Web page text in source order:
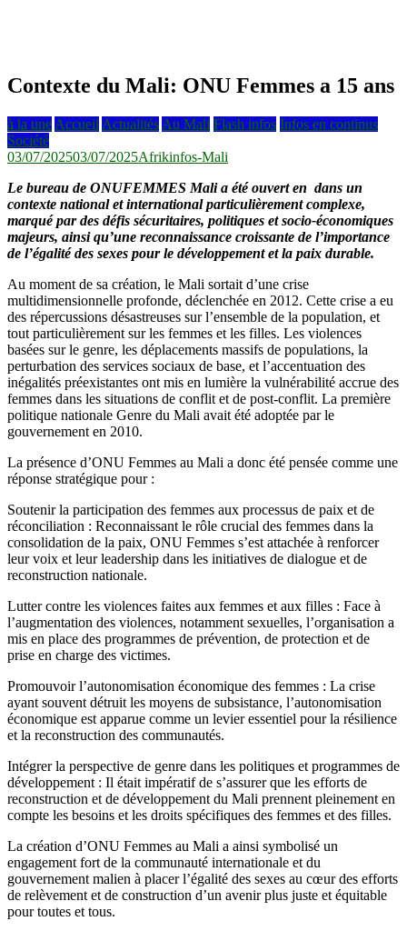
Contexte du Mali: ONU Femmes a 15 ans
à la une Accueil Actualités Au Mali Flash infos Infos en continus
Société
03/07/202503/07/2025Afrikinfos-Mali
Le bureau de ONUFEMMES Mali a été ouvert en dans un
contexte national et international particulièrement complexe,
marqué par des défis sécuritaires, politiques et socio-économiques
majeurs, ainsi qu’une reconnaissance croissante de l’importance
de l’égalité des sexes pour le développement et la paix durable.
Au moment de sa création, le Mali sortait d’une crise
multidimensionnelle profonde, déclenchée en 2012. Cette crise a eu
des répercussions désastreuses sur l’ensemble de la population, et
tout particulièrement sur les femmes et les filles. Les violences
basées sur le genre, les déplacements massifs de populations, la
perturbation des services sociaux de base, et l’accentuation des
inégalités préexistantes ont mis en lumière la vulnérabilité accrue des
femmes dans les situations de conflit et de post-conflit. La première
politique nationale Genre du Mali avait été adoptée par le
gouvernement en 2010.
La présence d’ONU Femmes au Mali a donc été pensée comme une
réponse stratégique pour :
Soutenir la participation des femmes aux processus de paix et de
réconciliation : Reconnaissant le rôle crucial des femmes dans la
consolidation de la paix, ONU Femmes s’est attachée à renforcer
leur voix et leur leadership dans les initiatives de dialogue et de
reconstruction nationale.
Lutter contre les violences faites aux femmes et aux filles : Face à
l’augmentation des violences, notamment sexuelles, l’organisation a
mis en place des programmes de prévention, de protection et de
prise en charge des victimes.
Promouvoir l’autonomisation économique des femmes : La crise
ayant souvent détruit les moyens de subsistance, l’autonomisation
économique est apparue comme un levier essentiel pour la résilience
et la reconstruction des communautés.
Intégrer la perspective de genre dans les politiques et programmes de
développement : Il était impératif de s’assurer que les efforts de
reconstruction et de développement du Mali prennent pleinement en
compte les besoins et les droits spécifiques des femmes et des filles.
La création d’ONU Femmes au Mali a ainsi symbolisé un
engagement fort de la communauté internationale et du
gouvernement malien à placer l’égalité des sexes au cœur des efforts
de relèvement et de construction d’un avenir plus juste et équitable
pour toutes et tous.